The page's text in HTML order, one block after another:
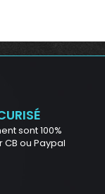
sont 100%
ou Paypal